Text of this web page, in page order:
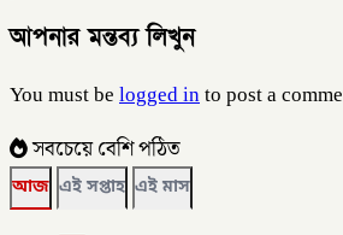
আপনার মন্তব্য লিখুন
You must belogged into post a
সবচেয়ে বেশি পঠিত
আজ এই সপ্তাহ এই মাস